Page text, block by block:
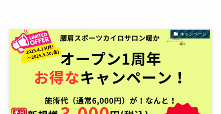
キャンペーン